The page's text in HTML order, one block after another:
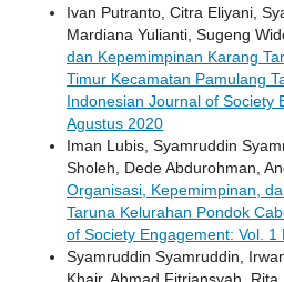
Ivan Putranto, Citra Eliyani,
Mardiana Yulianti, Sugeng
dan Kepemimpinan Karang
Timur Kecamatan Pamulang
Indonesian Journal of Society
Agustus 2020
Iman Lubis, Syamruddin
Sholeh, Dede Abdurohman,
Organisasi, Kepemimpinan,
Taruna Kelurahan Pondok
of Society Engagement: Vol. 1
Syamruddin Syamruddin,